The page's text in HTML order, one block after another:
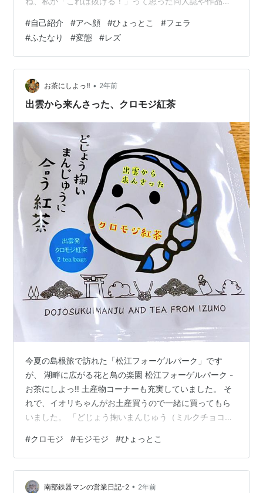
しんでくれると嬉しいなっ💖 18歳未満の子はごめんね
っ！大人の世界で思いっきり楽しもうねっ✨
――――――――――※このブログはR18成人向けコンテ
ンツを扱っています。18歳未満の方は閲覧をご遠慮くだ
さい。
#自己紹介 #アへ顔 #ひょっとこ #フェラ
#ふたなり #変態 #レズ
お茶にしよっ‼︎ • 2年前
出雲から来んさった、クロモジ紅茶
今夏の島根旅で訪れた「松江フォーゲルパーク」です
が、 湖畔に広がる花と鳥の楽園 松江フォーゲルパーク -
お茶にしよっ‼︎ 土産物コーナーも充実していました。 そ
れで、イオリちゃんがお土産買うので一緒に買ってもら
いました。 「どじょう掬いまんじゅう（ミルクチョコあ
開封の儀 お馴染み「どじょう掬いまんじゅう」はひと
つ、 「クロモジ紅茶」が２パックでした。 島根県では
元々、クロモジ茶を飲む習慣があるそうで、和のハーブ
として特産品にしようとこぞって商品開発を進めている
#クロモジ #モジモジ #ひょっとこ
南部鉄器マンの営業日記-2 • 2年前